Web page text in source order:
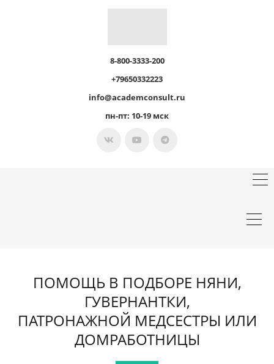
8-800-3333-200
+79650332223
info@academconsult.ru
пн-пт: 10-19 мск
ПОМОЩЬ В ПОДБОРЕ НЯНИ,
ГУВЕРНАНТКИ,
ПАТРОНАЖНОЙ МЕДСЕСТРЫ ИЛИ
ДОМРАБОТНИЦЫ